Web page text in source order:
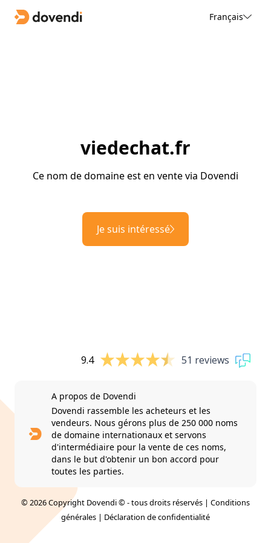
Français
viedechat.fr
Ce nom de domaine est en vente via Dovendi
Je suis intéressé
9.4 51 reviews
A propos de Dovendi
Dovendi rassemble les acheteurs et les
vendeurs. Nous gérons plus de 250 000 noms
de domaine internationaux et servons
d'intermédiaire pour la vente de ces noms,
dans le but d'obtenir un bon accord pour
toutes les parties.
© 2026 Copyright Dovendi © - tous droits réservés | Conditions
générales | Déclaration de confidentialité